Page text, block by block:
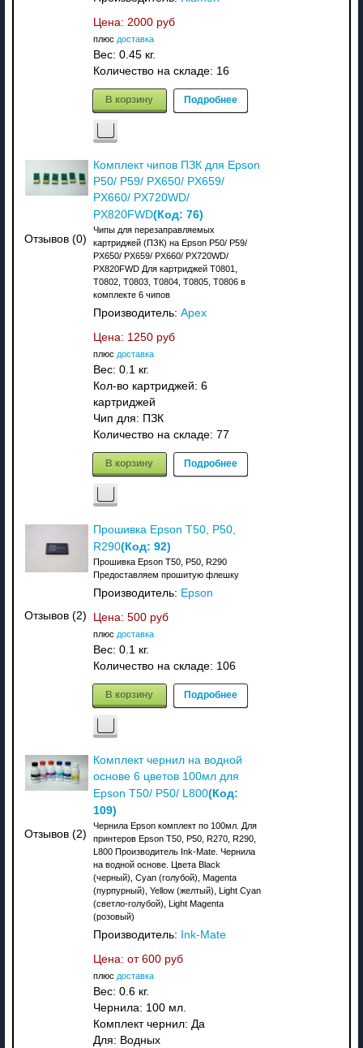
Цена: 2000 руб
плюс доставка
Вес: 0.45 кг.
Количество на складе: 16
В корзину Подробнее
Отзывов (0)
Комплект чипов ПЗК для Epson
P50/ P59/ PX650/ PX659/
PX660/ PX720WD/
PX820FWD(Код: 76)
Чипы для перезаправляемых
картриджей (ПЗК) на Epson P50/ P59/
PX650/ PX659/ PX660/ PX720WD/
PX820FWD Для картриджей T0801,
T0802, T0803, T0804, T0805, T0806 в
комплекте 6 чипов
Производитель: Apex
Цена: 1250 руб
плюс доставка
Вес: 0.1 кг.
Кол-во картриджей: 6
картриджей
Чип для: ПЗК
Количество на складе: 77
В корзину Подробнее
Отзывов (2)
Прошивка Epson T50, P50,
R290(Код: 92)
Прошивка Epson T50, P50, R290
Предоставляем прошитую флешку
Производитель: Epson
Цена: 500 руб
плюс доставка
Вес: 0.1 кг.
Количество на складе: 106
В корзину Подробнее
Отзывов (2)
Комплект чернил на водной
основе 6 цветов 100мл для
Epson T50/ P50/ L800(Код:
109)
Чернила Epson комплект по 100мл. Для
принтеров Epson T50, P50, R270, R290,
L800 Производитель Ink-Mate. Чернила
на водной основе. Цвета Black
(черный), Cyan (голубой), Magenta
(пурпурный), Yellow (желтый), Light Cyan
(светло-голубой), Light Magenta
(розовый)
Производитель:
Ink-Mate
Цена: от 600 руб
плюс доставка
Вес: 0.6 кг.
Чернила: 100 мл.
Комплект чернил: Да
Для: Водных